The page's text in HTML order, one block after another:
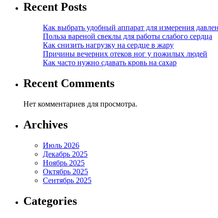
Recent Posts
Как выбрать удобный аппарат для измерения
Польза вареной свеклы для работы слабого сердца
Как снизить нагрузку на сердце в жару
Причины вечерних отеков ног у пожилых людей
Как часто нужно сдавать кровь на сахар
Recent Comments
Нет комментариев для просмотра.
Archives
Июль 2026
Декабрь 2025
Ноябрь 2025
Октябрь 2025
Сентябрь 2025
Categories